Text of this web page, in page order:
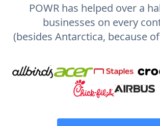
POWR has helped over a
businesses on every
(besides Antarctica, because